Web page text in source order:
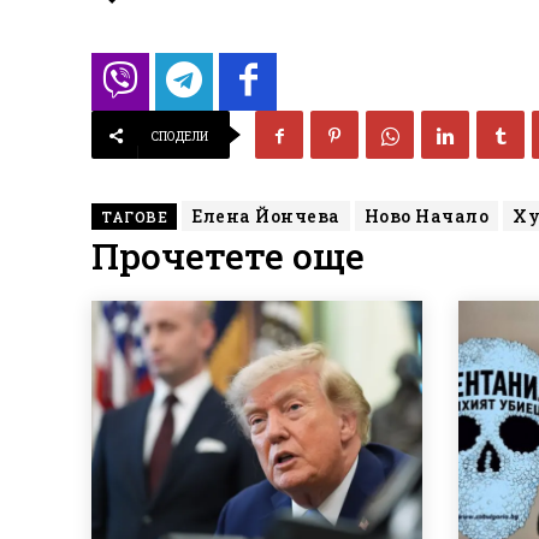
СПОДЕЛИ
ТАГОВЕ Елена Йончева Ново Начало
Прочетете още